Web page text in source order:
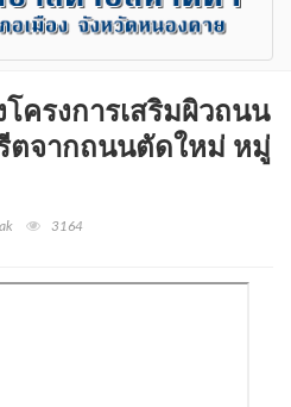
ครงการเสริมผิวถนน
ตจากถนนตัดใหม่ หมู่
3164